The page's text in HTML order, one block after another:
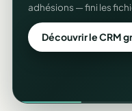
adhésions — fini les
Découvrir le CRM